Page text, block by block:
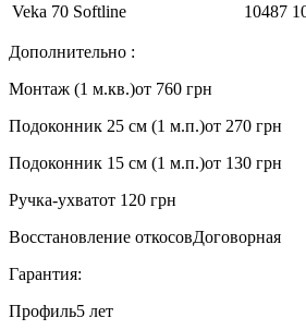
Veka 70 Softline
10487
Дополнительно :
Монтаж (1 м.кв.)от 760 грн
Подоконник 25 см (1 м.п.)от 270 грн
Подоконник 15 см (1 м.п.)от 130 грн
Ручка-ухватот 120 грн
Восстановление откосовДоговорная
Гарантия:
Профиль5 лет